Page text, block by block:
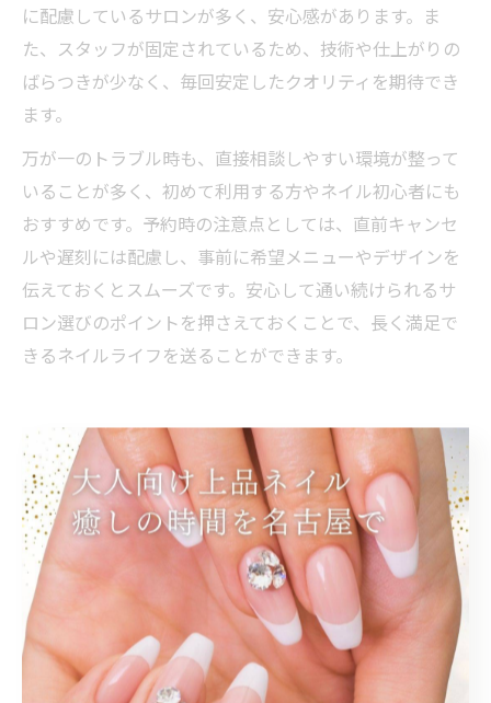
に配慮しているサロンが多く、安心感があります。ま
た、スタッフが固定されているため、技術や仕上がりの
ばらつきが少なく、毎回安定したクオリティを期待でき
ます。
万が一のトラブル時も、直接相談しやすい環境が整って
いることが多く、初めて利用する方やネイル初心者にも
おすすめです。予約時の注意点としては、直前キャンセ
ルや遅刻には配慮し、事前に希望メニューやデザインを
伝えておくとスムーズです。安心して通い続けられるサ
ロン選びのポイントを押さえておくことで、長く満足で
きるネイルライフを送ることができます。
コスパ重視なら注目のプライベー
トネイル
コスパで選ぶプライベートネイルサロンのポイント
プライベートネイルサロンを選ぶ際、最も重視されるポ
イントの一つがコストパフォーマンスです。名鉄名古屋
駅周辺はネイルサロンが密集しており、価格帯やサービ
ス内容も様々です。コスパの良いサロンを見極めるに